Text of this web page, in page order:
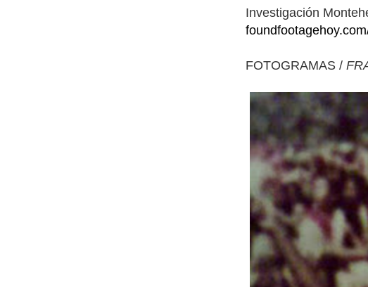
Investigación
FOTOGRAMAS /